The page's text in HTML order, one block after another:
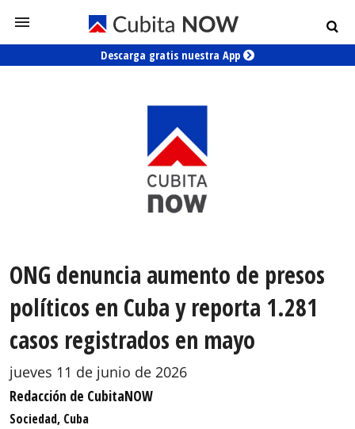
Descarga gratis nuestra App
ONG denuncia aumento de presos
políticos en Cuba y reporta 1.281
casos registrados en mayo
jueves 11 de junio de 2026
Redacción de CubitaNOW
Sociedad, Cuba